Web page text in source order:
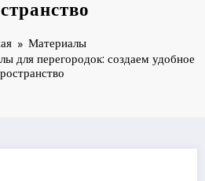
Материалы
для перегородок: создаем удобное